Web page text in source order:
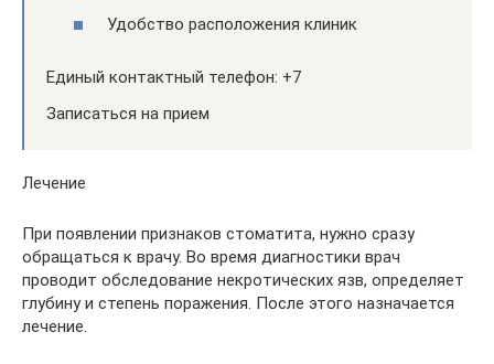
Удобство расположения клиник
Единый контактный телефон: +7
Записаться на прием
Лечение
При появлении признаков стоматита, нужно сразу
обращаться к врачу. Во время диагностики врач
проводит обследование некротических язв, определяет
глубину и степень поражения. После этого назначается
лечение.